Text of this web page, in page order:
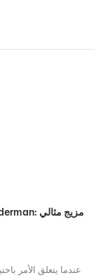
عندما يتعلق الأمر